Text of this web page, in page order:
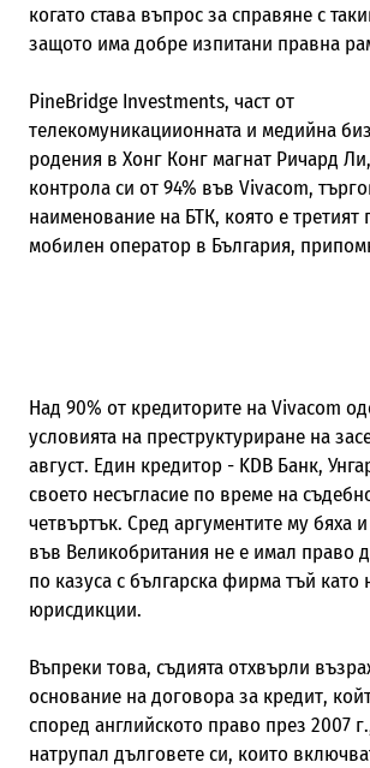
когато става въпрос за справяне с
защото има добре изпитани правна
PineBridge Investments, част от
телекомуникациионната и медийна
родения в Хонг Конг магнат Ричард
контрола си от 94% във Vivacom,
наименование на БТК, която е третият
мобилен оператор в България,
Над 90% от кредиторите на Vivacom
условията на преструктуриране на
август. Един кредитор - KDB Банк,
своето несъгласие по време на
четвъртък. Сред аргументите му бяха
във Великобритания не е имал право
по казуса с българска фирма тъй като
юрисдикции.
Въпреки това, съдията отхвърли
основание на договора за кредит,
според английското право през 2007
натрупал дълговете си, които